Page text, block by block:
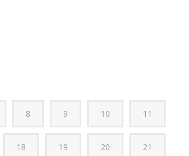
8 9 10 11
18 19 20 21